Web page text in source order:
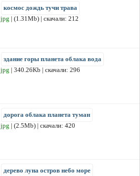
космос дождь тучи трава
jpg | (1.31Mb) | скачали: 212
здание горы планета облака вода
jpg | 340.26Kb | скачали: 296
дорога облака планета туман
jpg | (2.5Mb) | скачали: 420
дерево луна остров небо море